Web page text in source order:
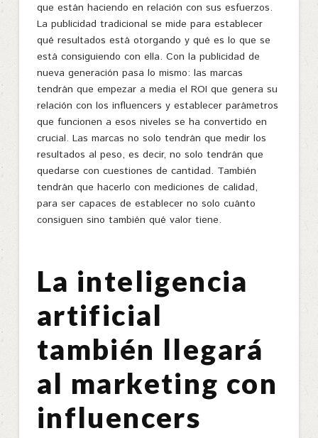
que están haciendo en relación con sus esfuerzos.
La publicidad tradicional se mide para establecer
qué resultados está otorgando y qué es lo que se
está consiguiendo con ella. Con la publicidad de
nueva generación pasa lo mismo: las marcas
tendrán que empezar a media el ROI que genera su
relación con los influencers y establecer parámetros
que funcionen a esos niveles se ha convertido en
crucial. Las marcas no solo tendrán que medir los
resultados al peso, es decir, no solo tendrán que
quedarse con cuestiones de cantidad. También
tendrán que hacerlo con mediciones de calidad,
para ser capaces de establecer no solo cuánto
consiguen sino también qué valor tiene.
La inteligencia
artificial
también llegará
al marketing con
influencers